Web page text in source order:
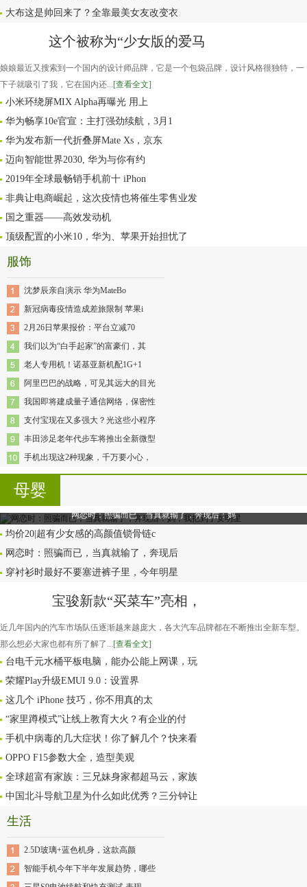
大布这是帅回来了？全靠最美女友改变衣
这个被称为“少女版的爱马
娘娘最近又搜索到一个国内的设计师品牌，它是一个包袋品牌，设计风格很独特，一
下子就吸引了我，它在国内还...[查看全文]
小米环绕屏MIX Alpha再曝光 用上
华为畅享10e官宣：主打强劲续航，3月1
华为发布新一代折叠屏Mate Xs，京东
迈向智能世界2030, 华为与你有约
2019年全球最畅销手机前十 iPhon
非典让电商崛起，这次疫情也将催生零售业发
国之重器——高效发动机
顶级配置的小米10，华为、苹果开始担忧了
服饰
沈梦辰亲自演示 华为MateBo
新冠病毒疫情造成差旅限制 苹果i
2月26日苹果报价：平台立减70
我们以为“白手起家”的富豪们，其
老人专用机！诺基亚新机配1G+1
阿里巴巴的战略，可见其远大的目光
我国即将建成量子通信网络，保密性
支付宝现在又多强大？光这些小程序
丰田涉足老年代步车将推出全新微型
手机出现这2种现象，千万要小心，
母婴
网恋时：照骗而已，当真就输了，奔现后：妈
均价20|超有少女感的高颜值锁骨链c
网恋时：照骗而已，当真就输了，奔现后
穿衬衫时最好不要塞进裤子里，今年明星
宝骏新款“买菜车”亮相，
近几年国内的汽车市场队伍逐渐越来越庞大，各大汽车品牌都在不断推出全新车型。
那么想必大家也都有所了解了...[查看全文]
台电千元水桶平板电脑，能办公能上网课，玩
荣耀Play升级EMUI 9.0：设置界
这几个 iPhone 技巧，你不用真的太
“家里蹲模式”让线上教育大火？有企业的付
手机中病毒的几大症状！你了解几个？快来看
OPPO F15参数大全，造型美观
全球超富有家族：三兄妹身家都超马云，家族
中国北斗导航卫星为什么如此优秀？三分钟让
生活
2.5D玻璃+蓝色机身，这款高颜
智能手机今年下半年发展趋势，哪些